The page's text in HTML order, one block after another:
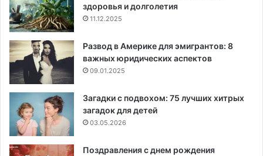
здоровья и долголетия
11.12.2025
Развод в Америке для эмигрантов: 8
важных юридических аспектов
09.01.2025
Загадки с подвохом: 75 лучших хитрых
загадок для детей
03.05.2026
Поздравления с днем рождения